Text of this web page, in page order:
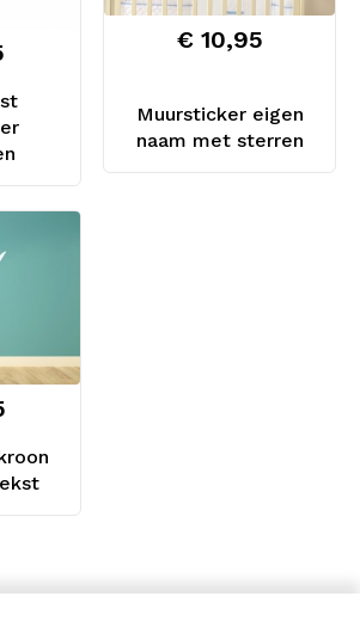
Muursticker eigen
naam met sterren
€ 10,95